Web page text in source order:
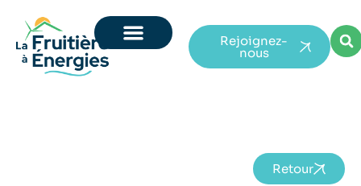
Rejoignez-
nous
Retour